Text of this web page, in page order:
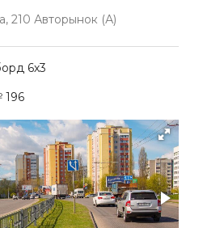
210 Авторынок (А)
6х3